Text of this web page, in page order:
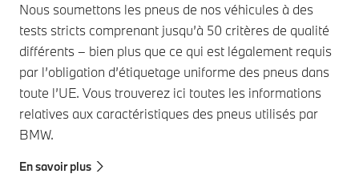
Nous soumettons les pneus de nos véhicules à des
tests stricts comprenant jusqu’à 50 critères de qualité
différents – bien plus que ce qui est légalement requis
par l’obligation d’étiquetage uniforme des pneus dans
toute l’UE. Vous trouverez ici toutes les informations
relatives aux caractéristiques des pneus utilisés par
BMW.
En savoir plus